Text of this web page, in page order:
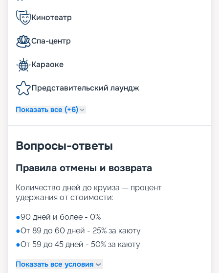
Кинотеатр
Спа-центр
Караоке
Представительский лаундж
Показать все (+6)
Вопросы-ответы
Правила отмены и возврата
Количество дней до круиза — процент
удержания от стоимости:
●90 дней и более - 0%
●От 89 до 60 дней - 25% за каюту
●От 59 до 45 дней - 50% за каюту
Показать все условия